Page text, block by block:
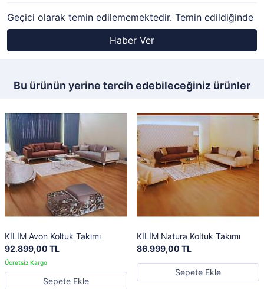
Geçici olarak temin edilememektedir. Temin edildiğinde
Haber Ver
Bu ürünün yerine tercih edebileceğiniz ürünler
KİLİM Avon Koltuk Takımı
92.899,00 TL
Sepete Ekle
KİLİM Natura Koltuk Takımı
86.999,00 TL
Sepete Ekle